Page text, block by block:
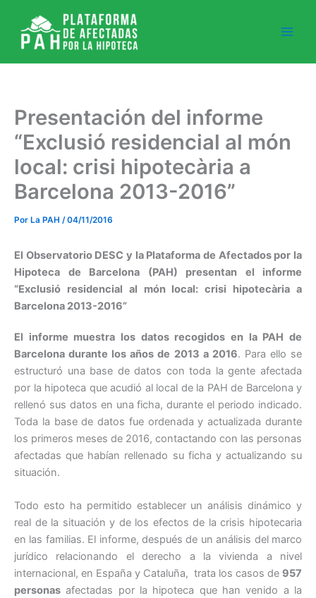
contenido
Presentación del informe
“Exclusió residencial al món
local: crisi hipotecària a
Barcelona 2013-2016”
Por La PAH /04/11/2016
El Observatorio DESC y la Plataforma de Afectados por la
Hipoteca de Barcelona (PAH) presentan el informe
“Exclusió residencial al món local: crisi hipotecària a
Barcelona 2013-2016”
El informe muestra los datos recogidos en la PAH de
Barcelona durante los años de 2013 a 2016. Para ello se
estructuró una base de datos con toda la gente afectada
por la hipoteca que acudió al local de la PAH de Barcelona y
rellenó sus datos en una ficha, durante el periodo indicado.
Toda la base de datos fue ordenada y actualizada durante
los primeros meses de 2016, contactando con las personas
afectadas que habían rellenado su ficha y actualizando su
situación.
Todo esto ha permitido establecer un análisis dinámico y
real de la situación y de los efectos de la crisis hipotecaria
en las familias. El informe, después de un análisis del marco
jurídico relacionando el derecho a la vivienda a nivel
internacional, en España y Cataluña, trata los casos de 957
personas afectadas por la hipoteca que han venido a la